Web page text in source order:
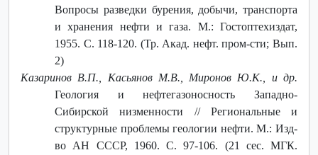
Вопросы разведки бурения, добычи, транспорта
и хранения нефти и газа. М.: Гостоптехиздат,
1955. С. 118-120. (Тр. Акад. нефт. пром-сти; Вып.
2)
Казаринов В.П., Касьянов М.В., Миронов Ю.К., и др.
Геология и нефтегазоносность Западно-
Сибирской низменности // Региональные и
структурные проблемы геологии нефти. М.: Изд-
во АН СССР, 1960. С. 97-106. (21 сес. МГК.